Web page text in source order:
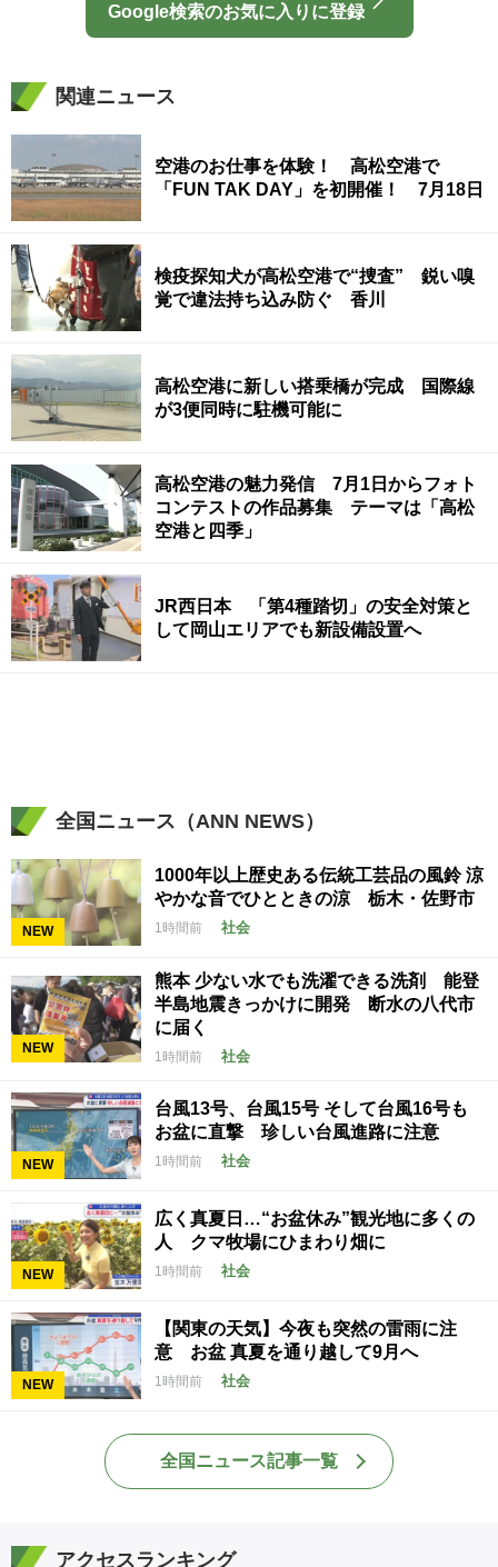
Google検索のお気に入りに登録
関連ニュース
空港のお仕事を体験！ 高松空港で
「FUN TAK DAY」を初開催！ 7月18日
検疫探知犬が高松空港で“捜査” 鋭い嗅
覚で違法持ち込み防ぐ 香川
高松空港に新しい搭乗橋が完成 国際線
が3便同時に駐機可能に
高松空港の魅力発信 7月1日からフォト
コンテストの作品募集 テーマは「高松
空港と四季」
JR西日本 「第4種踏切」の安全対策と
して岡山エリアでも新設備設置へ
全国ニュース（ANN NEWS）
NEW
1000年以上歴史ある伝統工芸品の風鈴 涼
やかな音でひとときの涼 栃木・佐野市
1時間前 社会
NEW
熊本 少ない水でも洗濯できる洗剤 能登
半島地震きっかけに開発 断水の八代市
に届く
1時間前 社会
NEW
台風13号、台風15号 そして台風16号も
お盆に直撃 珍しい台風進路に注意
1時間前 社会
NEW
広く真夏日…“お盆休み”観光地に多くの
人 クマ牧場にひまわり畑に
1時間前 社会
NEW
【関東の天気】今夜も突然の雷雨に注
意 お盆 真夏を通り越して9月へ
1時間前 社会
全国ニュース記事一覧
アクセスランキング